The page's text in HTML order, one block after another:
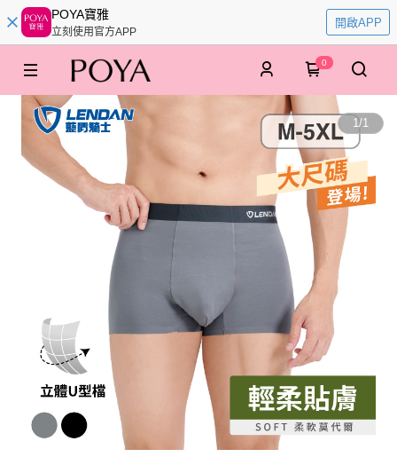
POYA寶雅
立刻使用官方APP
開啟APP
0
1/1